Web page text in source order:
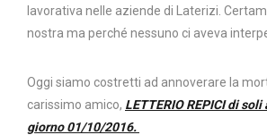
lavorativa nelle aziende di Laterizi.
nostra ma perché nessuno ci aveva
Oggi siamo costretti ad annoverare la
carissimo amico, LETTERIO REPICI di
giorno 01/10/2016.